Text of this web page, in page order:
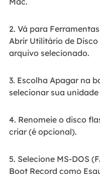
2. Vá para
Abrir Utilitário de
arquivo selecionado.
3. Escolha Apagar na
selecionar sua
4. Renomeie o disco
criar (é opcional).
5. Selecione MS-DOS
Boot Record como